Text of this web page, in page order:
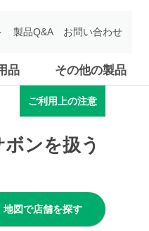
品 その他の製品
製品Q&A お問い合わせ
ご利用上の注意
ンを扱う
地図で店舗を探す